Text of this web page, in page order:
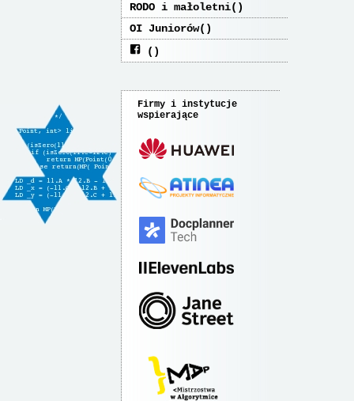
RODO i małoletni
OI Juniorów
Firmy i instytucje
wspierające